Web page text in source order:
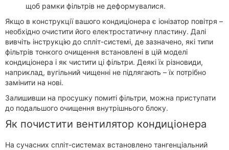
щоб рамки фільтрів не деформувалися.
Якщо в конструкції вашого кондиціонера є іонізатор повітря –
необхідно очистити його електростатичну пластину. Далі
вивчіть інструкцію до спліт-системі, де зазначено, які типи
фільтрів тонкого очищення встановлені в цій моделі
кондиціонера і як чистити ці фільтри. Деякі їх різновиди,
наприклад, вугільний чищенні не підлягають – їх потрібно
замінити на нові.
Залишивши на просушку помиті фільтри, можна приступати
до подальшого очищення внутрішнього блоку.
Як почистити вентилятор кондиціонера
На сучасних спліт-системах встановлено тангенціальний